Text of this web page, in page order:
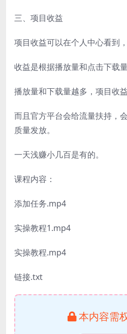
三、项目收益
项目收益可以在个人中心看到
收益是根据播放量和点击下载量
播放量和下载量越多，项目收益
而且官方平台会给流量扶持，
质量发放。
一天浅赚小几百是有的。
课程内容：
添加任务.mp4
实操教程1.mp4
实操教程.mp4
链接.txt
本内容需